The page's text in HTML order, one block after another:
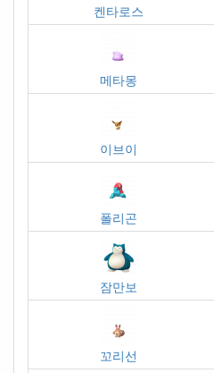
켄타로스
메타몽
이브이
폴리곤
잠만보
꼬리선